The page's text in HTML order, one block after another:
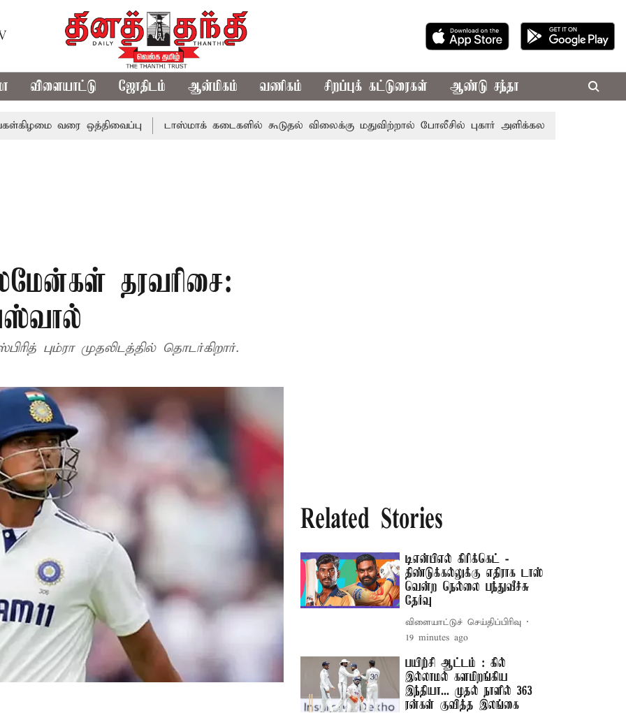
விளையாட்டு ஜோதிடம் ஆன்மிகம் வணிகம் சிறப்புக் கட்டுரைகள் ஆண்டு சந்தா
வரை ஒத்திவைப்பு டாஸ்மாக் கடைகளில் கூடுதல் விலைக்கு மதுவிற்றால் போலீசில் புகார் அளிக்கலாம் - சென்னை
தரவரிசை:
பும்ரா முதலிடத்தில் தொடர்கிறார்.
Related Stories
டிஎன்பிஎல் கிரிக்கெட் -
திண்டுக்கல்லுக்கு எதிராக டாஸ்
வென்ற நெல்லை பந்துவீச்சு
தேர்வு
விளையாட்டுச் செய்திப்பிரிவு
19 minutes ago
பயிற்சி ஆட்டம் : கில்
இல்லாமல் களமிறங்கிய
இந்தியா... முதல் நாளில் 363
ரன்கள் குவித்த இலங்கை